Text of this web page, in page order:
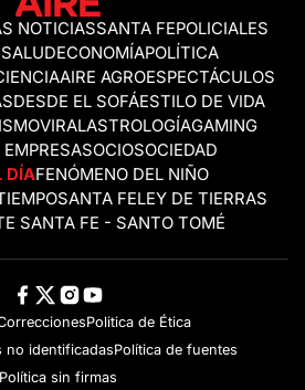
NOTICIASSANTA FEPOLICIALES
SALUDECONOMÍAPOLÍTICA
AIRE AGROESPECTÁCULOS
DESDE EL SOFÁESTILO DE VIDA
VIRALASTROLOGÍAGAMING
OCIOSOCIEDAD
DÍAFENÓMENO DEL NIÑO
SANTA FELEY DE TIERRAS
SANTA FE - SANTO TOMÉ
Politica de Ética
no identificadasPolítica de fuentes
Política sin firmas